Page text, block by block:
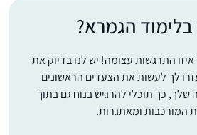
הגמרא?
התרגשות עצומה! יש לנו בדיוק את
לך לעשות את הצעדים הראשונים
כך תוכלי להרגיש בנוח גם בתוך
המורכבות ומאתגרות.